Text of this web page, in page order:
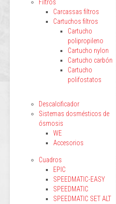
Filtros
Carcassas filtros
Cartuchos filtros
Cartucho
polipropileno
Cartucho nylon
Cartucho carbón
Cartucho
polifostatos
Descalcificador
Sistemas dosmésticos de
ósmosis
WE
Accesorios
Cuadros
EPIC
SPEEDMATIC-EASY
SPEEDMATIC
SPEEDMATIC SET ALT